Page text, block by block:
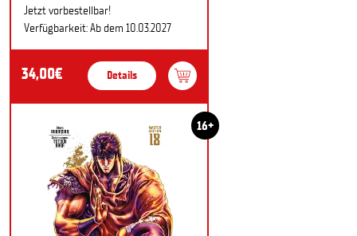
Jetzt vorbestellbar!
Verfügbarkeit: Ab dem 10.03.2027
34,00€ Details
16+